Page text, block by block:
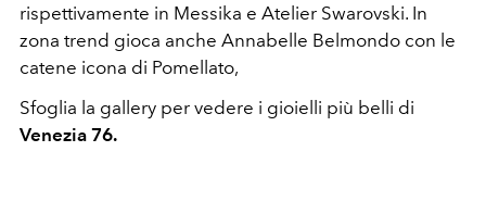
rispettivamente in Messika e Atelier Swarovski. In
zona trend gioca anche Annabelle Belmondo con le
catene icona di Pomellato,
Sfoglia la gallery per vedere i gioielli più belli di
Venezia 76.